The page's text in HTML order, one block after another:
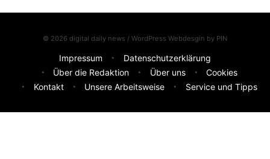
© 2026 digital daily news / WordPress Webdesgin by PIN
Impressum
Datenschutzerklärung
Über die Redaktion
Über uns
Cookies
Kontakt
Unsere Arbeitsweise Service und Tipps